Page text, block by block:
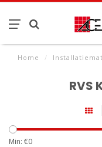
Home /
RVS
Min: €0